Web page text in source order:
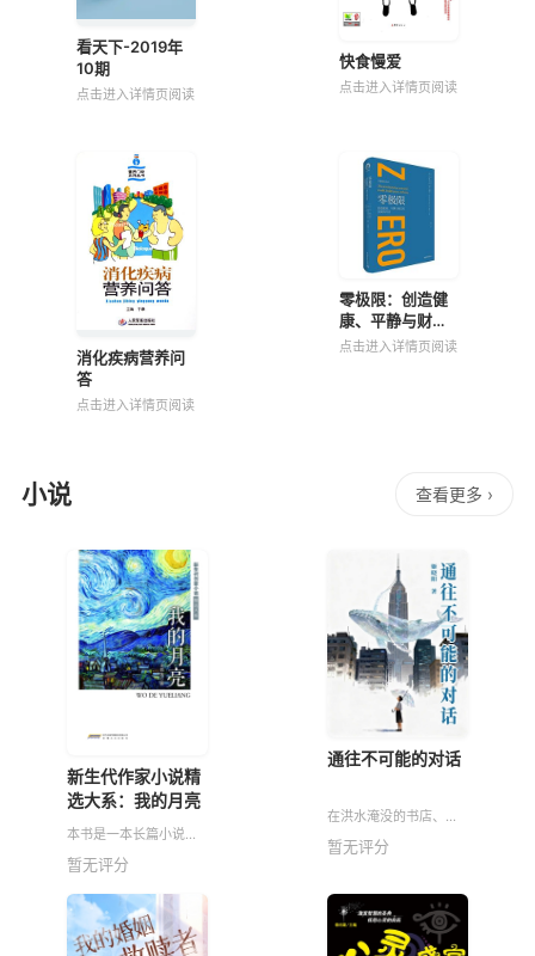
看天下-2019年
10期
点击进入详情页阅读
快食慢爱
点击进入详情页阅读
消化疾病营养问
答
点击进入详情页阅读
零极限：创造健
康、平静与财富
的夏威夷疗法
点击进入详情页阅读
小说 查看更多 ›
新生代作家小说精
选大系：我的月亮
本书是一本长篇小说，
追求音乐事业的女孩高
上突然遭受到得了绝症
的打击，产生轻生的念
头。就在
暂无评分
通往不可能的对话
在洪水淹没的书店、会
被困于地底的列车中，
相遇。这是一部穿梭于
现实与奇
暂无评分